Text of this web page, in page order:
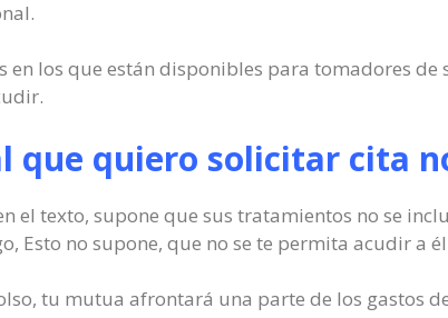
los que están disponibles para tomadores de
que quiero solicitar cita
el texto, supone que sus tratamientos no se
Esto no supone, que no se te permita acudir a
tu mutua afrontará una parte de los gastos